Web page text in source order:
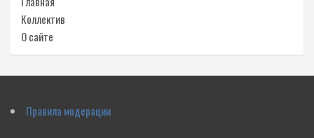
Коллектив
О сайте
Правила модерации